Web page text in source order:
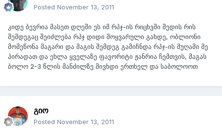
Posted November 13, 2011
კიდე ბევრია მასეთ დღეში ეს იმ რპჯ-ის რიცხვში შედის რის
შემდეგაც შეიძლება რპჯ დიდი მოყვარული გახდე, ობლიონი
მომეწონა მაგარი და მაგის შემდეგ გამიჩნდა რპჯ-ის მუღამი მე
პირადათ და ეხლა ყველაზე ფავორიტი ჟანრია ჩემთვის, მაგას
ბოლო 2-3 წლის მანძილზე მივხდი ერთხელ და საბოლოოთ
გიო
Posted November 13, 2011